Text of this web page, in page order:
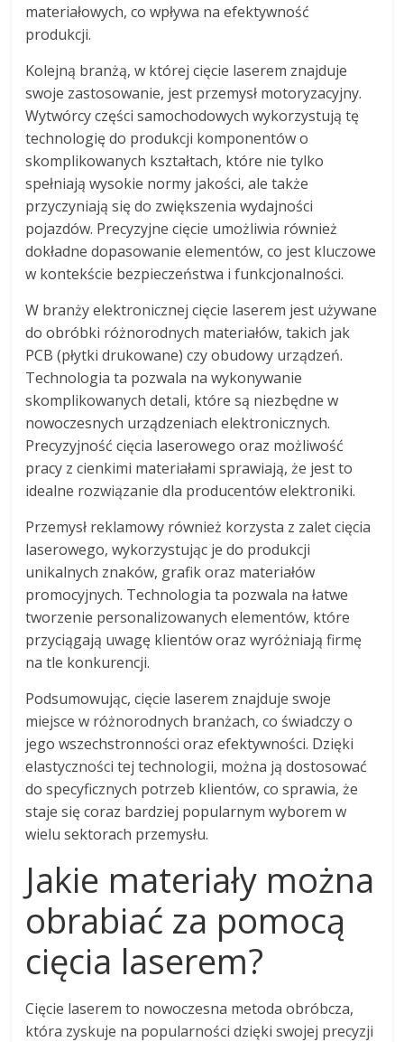
materiałowych, co wpływa na efektywność
produkcji.
Kolejną branżą, w której cięcie laserem znajduje
swoje zastosowanie, jest przemysł motoryzacyjny.
Wytwórcy części samochodowych wykorzystują tę
technologię do produkcji komponentów o
skomplikowanych kształtach, które nie tylko
spełniają wysokie normy jakości, ale także
przyczyniają się do zwiększenia wydajności
pojazdów. Precyzyjne cięcie umożliwia również
dokładne dopasowanie elementów, co jest kluczowe
w kontekście bezpieczeństwa i funkcjonalności.
W branży elektronicznej cięcie laserem jest używane
do obróbki różnorodnych materiałów, takich jak
PCB (płytki drukowane) czy obudowy urządzeń.
Technologia ta pozwala na wykonywanie
skomplikowanych detali, które są niezbędne w
nowoczesnych urządzeniach elektronicznych.
Precyzyjność cięcia laserowego oraz możliwość
pracy z cienkimi materiałami sprawiają, że jest to
idealne rozwiązanie dla producentów elektroniki.
Przemysł reklamowy również korzysta z zalet cięcia
laserowego, wykorzystując je do produkcji
unikalnych znaków, grafik oraz materiałów
promocyjnych. Technologia ta pozwala na łatwe
tworzenie personalizowanych elementów, które
przyciągają uwagę klientów oraz wyróżniają firmę
na tle konkurencji.
Podsumowując, cięcie laserem znajduje swoje
miejsce w różnorodnych branżach, co świadczy o
jego wszechstronności oraz efektywności. Dzięki
elastyczności tej technologii, można ją dostosować
do specyficznych potrzeb klientów, co sprawia, że
staje się coraz bardziej popularnym wyborem w
wielu sektorach przemysłu.
Jakie materiały można
obrabiać za pomocą
cięcia laserem?
Cięcie laserem to nowoczesna metoda obróbcza,
która zyskuje na popularności dzięki swojej precyzji